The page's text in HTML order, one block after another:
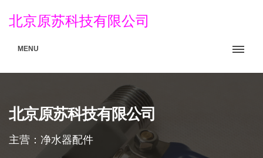
北京原苏科技有限公司
MENU
北京原苏科技有限公司
主营：净水器配件